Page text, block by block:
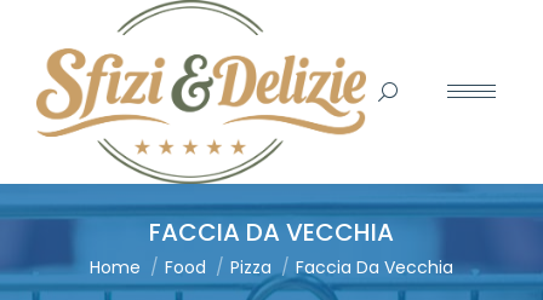
Search:
FACCIA DA VECCHIA
You are here:
Home Food Pizza Faccia Da Vecchia